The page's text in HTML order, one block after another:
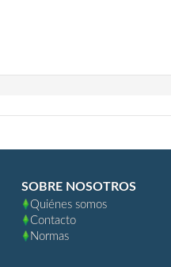
SOBRE NOSOTROS
Quiénes somos
Contacto
Normas